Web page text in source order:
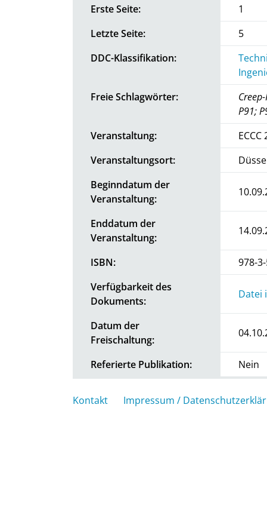
Erste Seite:
1
Letzte Seite:
5
DDC-Klassifikation:
Freie Schlagwörter:
P91;
Veranstaltung:
ECCC
Veranstaltungsort:
Beginndatum der
Veranstaltung:
Enddatum der
Veranstaltung:
ISBN:
978-
Verfügbarkeit des
Dokuments:
Datei
Datum der
Freischaltung:
Referierte Publikation: Nein
Kontakt Impressum /